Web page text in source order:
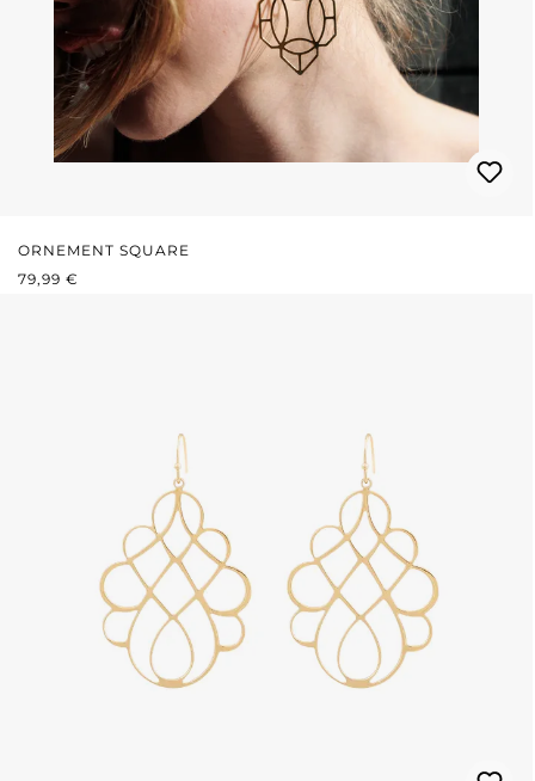
ORNEMENT SQUARE
PRIX RÉGULIER :
79,99 €